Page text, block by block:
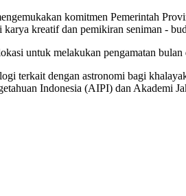
komitmen Pemerintah
kreatif dan pemikiran seniman -
untuk melakukan pengamatan
terkait dengan astronomi bagi
Indonesia (AIPI) dan Akademi